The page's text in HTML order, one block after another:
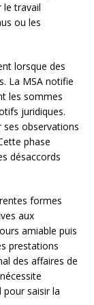
le travail
ou les
lorsque des
La MSA notifie
les sommes
juridiques.
ses observations
phase
désaccords
formes
aux
amiable puis
prestations
des affaires de
pour saisir la